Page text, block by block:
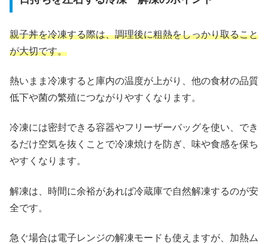
親子丼を冷凍する際は、調理後に粗熱をしっかり取ること
が大切です。
熱いまま冷凍すると庫内の温度が上がり、他の食材の品質
低下や菌の繁殖につながりやすくなります。
冷凍には密封できる容器やフリーザーバッグを使い、でき
るだけ空気を抜くことで冷凍焼けを防ぎ、味や食感を保ち
やすくなります。
解凍は、時間に余裕があれば冷蔵庫で自然解凍するのが安
全です。
急ぐ場合は電子レンジの解凍モードも使えますが、加熱ム